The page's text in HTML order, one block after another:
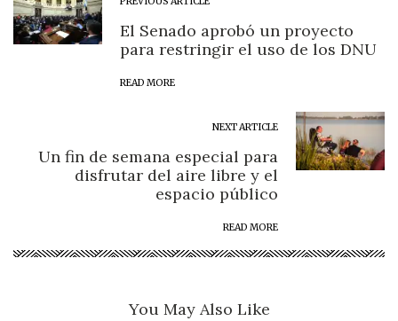
El Senado aprobó un proyecto
para restringir el uso de los DNU
READ MORE
NEXT ARTICLE
Un fin de semana especial para
disfrutar del aire libre y el
espacio público
READ MORE
You May Also Like